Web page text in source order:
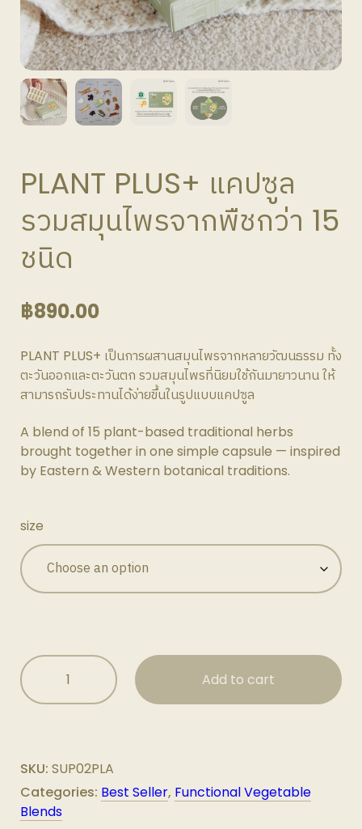
PLANT PLUS+ แคปซูล
รวมสมุนไพรจากพืชกว่า 15
ชนิด
฿890.00
PLANT PLUS+ เป็นการผสานสมุนไพรจากหลายวัฒนธรรม ทั้ง
ตะวันออกและตะวันตก รวมสมุนไพรที่นิยมใช้กันมายาวนาน ให้
สามารถรับประทานได้ง่ายขึ้นในรูปแบบแคปซูล
A blend of 15 plant-based traditional herbs
brought together in one simple capsule — inspired
by Eastern & Western botanical traditions.
size
PLANT
PLUS+
แคปซูล
จาก
กว่า
15
Add to cart
SKU: SUP02PLA
Categories: Best Seller, Functional Vegetable
Blends